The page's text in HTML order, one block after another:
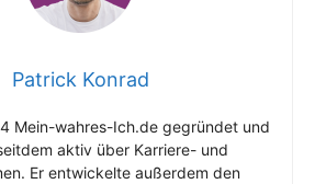
Patrick Konrad
Mein-wahres-Ich.de gegründet und
aktiv über Karriere- und
Er entwickelte außerdem den